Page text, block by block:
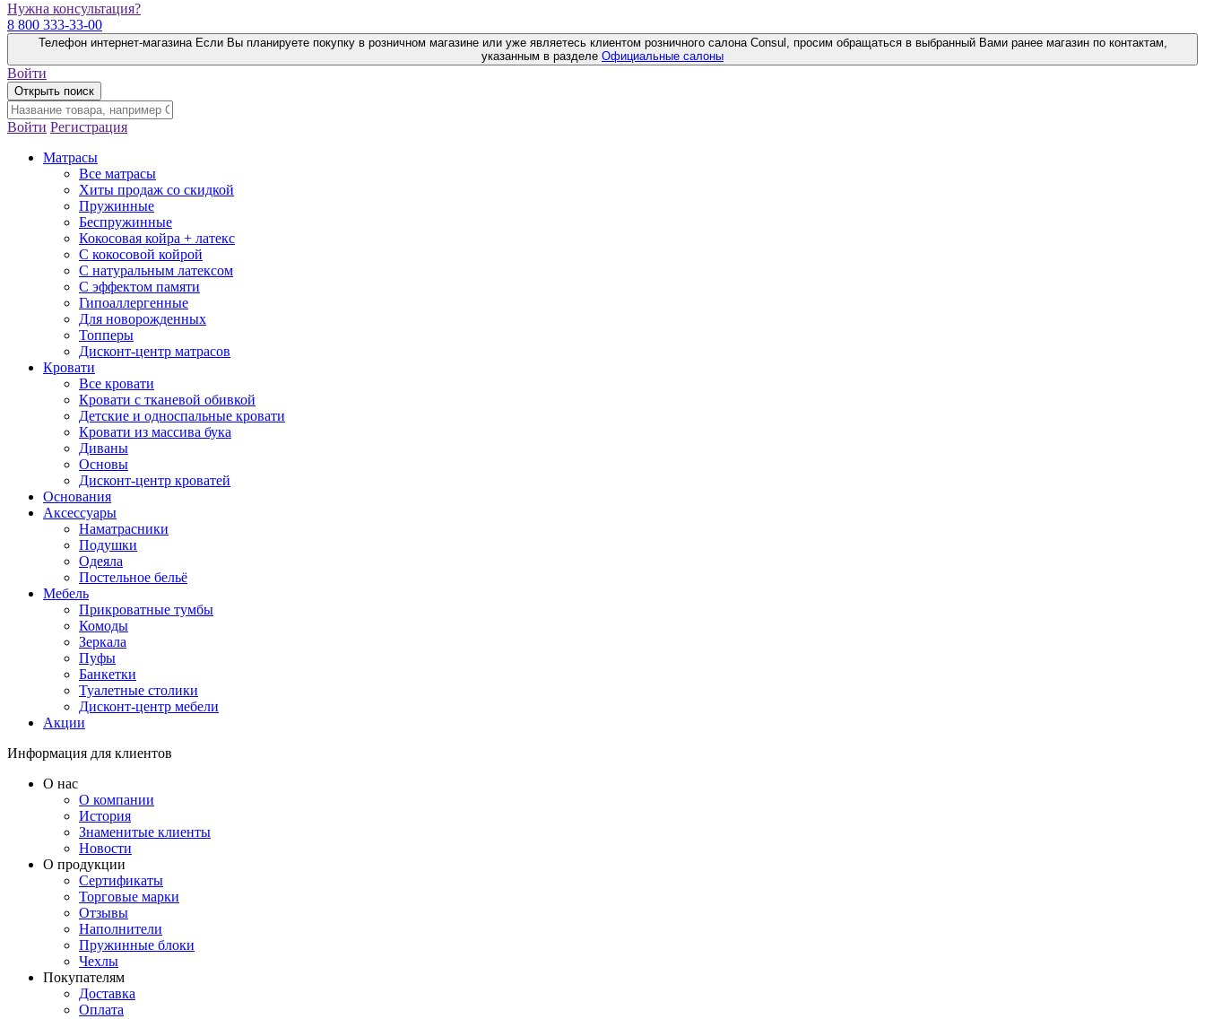
Нужна консультация?
8 800 333-33-00
Телефон интернет-магазина Если Вы планируете покупку в розничном магазине или уже являетесь клиентом розничного салона Consul, просим обращаться в выбранный Вами ранее магазин по контактам,
указанным в разделе Официальные салоны
Войти
Открыть поиск
Войти Регистрация
Матрасы
Все матрасы
Хиты продаж со скидкой
Пружинные
Беспружинные
Кокосовая койра + латекс
С кокосовой койрой
С натуральным латексом
С эффектом памяти
Гипоаллергенные
Для новорожденных
Топперы
Дисконт-центр матрасов
Кровати
Все кровати
Кровати с тканевой обивкой
Детские и односпальные кровати
Кровати из массива бука
Диваны
Основы
Дисконт-центр кроватей
Основания
Аксессуары
Наматрасники
Подушки
Одеяла
Постельное бельё
Мебель
Прикроватные тумбы
Комоды
Зеркала
Пуфы
Банкетки
Туалетные столики
Дисконт-центр мебели
Акции
Информация для клиентов
О нас
О компании
История
Знаменитые клиенты
Новости
О продукции
Сертификаты
Торговые марки
Отзывы
Наполнители
Пружинные блоки
Чехлы
Покупателям
Доставка
Оплата